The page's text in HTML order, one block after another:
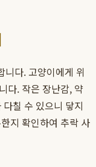
니다. 고양이에게 위
다. 작은 장난감, 약
칠 수 있으니 닿지
지 확인하여 추락 사